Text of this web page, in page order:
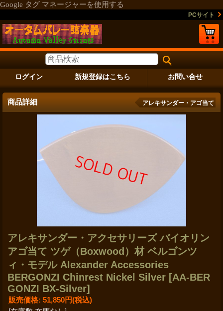
Google タグ マネージャーを使用する
PCサイト
ログイン 新規登録はこちら お問い合せ
商品詳細 アレキサンダー・アゴ当て
アレキサンダー・アクセサリーズ バイオリン
アゴ当て ツゲ（Boxwood）材 ベルゴンツ
ィ・モデル Alexander Accessories
BERGONZI Chinrest Nickel Silver [AA-BER
GONZI BX-Silver]
販売価格: 51,850円(税込)